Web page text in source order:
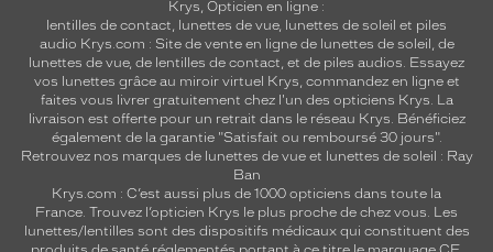
Krys, Opticien en ligne :
lentilles de contact, lunettes de vue, lunettes de soleil et piles
audio Krys.com : Site de vente en ligne de lunettes de soleil, de
lunettes de vue, de lentilles de contact, et de piles audios. Essayez
vos lunettes grâce au miroir virtuel Krys, commandez en ligne et
faites vous livrer gratuitement chez l'un des opticiens Krys. La
livraison est offerte pour un retrait dans le réseau Krys. Bénéficiez
également de la garantie "Satisfait ou remboursé 30 jours".
Retrouvez nos marques de lunettes de vue et lunettes de soleil : Ray
Ban
Krys.com : C’est aussi plus de 1000 opticiens dans toute la
France. Trouvez l’opticien Krys le plus proche de chez vous. Les
lunettes/lentilles sont des dispositifs médicaux qui constituent des